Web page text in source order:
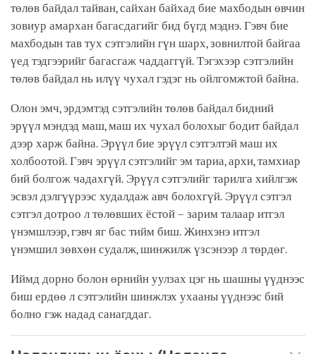
төлөв байдал тайван, сайхан байхад бие махбодын өвчин
зовиур амархан багасдагийг бид бүгд мэднэ. Гэвч бие
махбодын тав тух сэтгэлийн гүн шарх, зовнилтой байгаа
үед тэдгээрийг багасгаж чаддаггүй. Тэгэхээр сэтгэлийн
төлөв байдал нь илүү чухал гэдэг нь ойлгомжтой байна.
Олон эмч, эрдэмтэд сэтгэлийн төлөв байдал бидний
эрүүл мэндэд маш, маш их чухал болохыг бодит байдал
дээр харж байна. Эрүүл бие эрүүл сэтгэлтэй маш их
холбоотой. Гэвч эрүүл сэтгэлийг эм тариа, архи, тамхиар
бий болгож чадахгүй. Эрүүл сэтгэлийг тарилга хийлгэж
эсвэл дэлгүүрээс худалдаж авч болохгүй. Эрүүл сэтгэл
сэтгэл дотроо л төлөвших ёстой – зарим талаар итгэл
үнэмшлээр, гэвч яг бас тийм биш. Жинхэнэ итгэл
үнэмшил зөвхөн судалж, шинжилж үзсэнээр л төрдөг.
Иймд дорно болон өрнийн уулзах цэг нь шашны үүднээс
биш ердөө л сэтгэлийн шинжлэх ухааны үүднээс бий
болно гэж надад санагддаг.